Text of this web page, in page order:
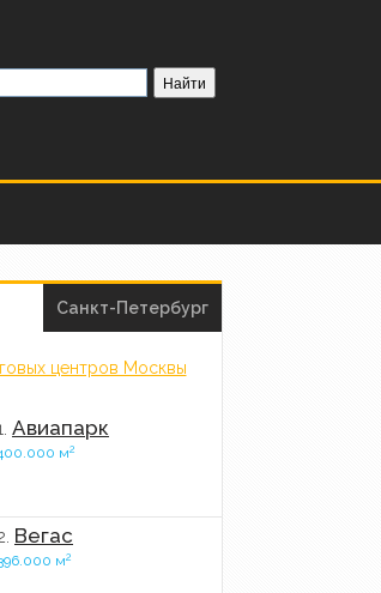
Санкт-Петербург
центров Москвы
Авиапарк
м2
Вегас
м2